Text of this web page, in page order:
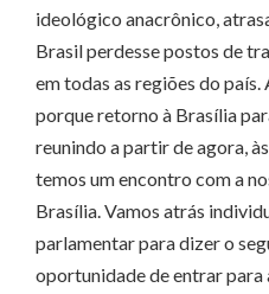
ideológico anacrônico,
Brasil perdesse postos de
em todas as regiões do
porque retorno à Brasília
reunindo a partir de agora,
temos um encontro com a
Brasília. Vamos atrás
parlamentar para dizer o
oportunidade de entrar